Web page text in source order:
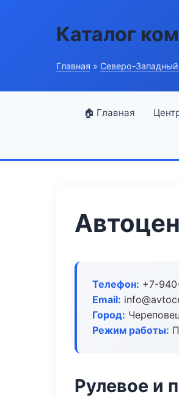
Каталог
Главная » Северо-
🏠 Главная
Телефон: +7-
Email:
Город:
Режим работы:
Рулевое и